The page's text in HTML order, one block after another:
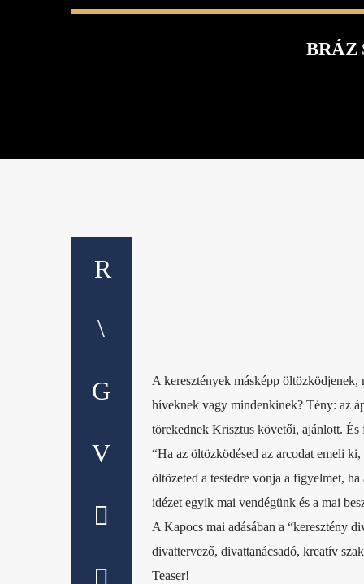
BRÁZ
A keresztények másképp
híveknek vagy mindenkinek? Tény: az
törekednek Krisztus követői, ajánlott.
“Ha az öltözködésed az arcodat emeli
öltözeted a testedre vonja a figyelmet,
idézet egyik mai vendégünk és a mai
A Kapocs mai adásában a “keresztény
divattervező, divattanácsadó, kreatív
Teaser!